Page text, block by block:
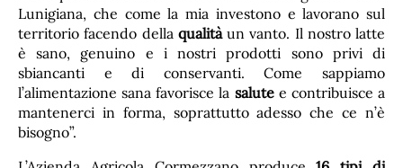
Lunigiana, che come la mia investono e lavorano sul
territorio facendo della qualitàun vanto. Il nostro latte
è sano, genuino e i nostri prodotti sono privi di
sbiancanti e di conservanti. Come sappiamo
l’alimentazione sana favorisce la salutee contribuisce a
mantenerci in forma, soprattutto adesso che ce n’è
bisogno”.